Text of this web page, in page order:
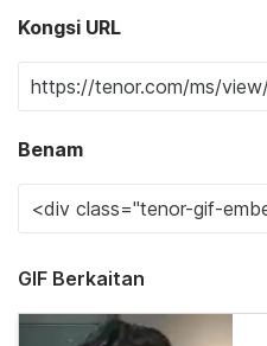
Kongsi URL
Benam
GIF Berkaitan